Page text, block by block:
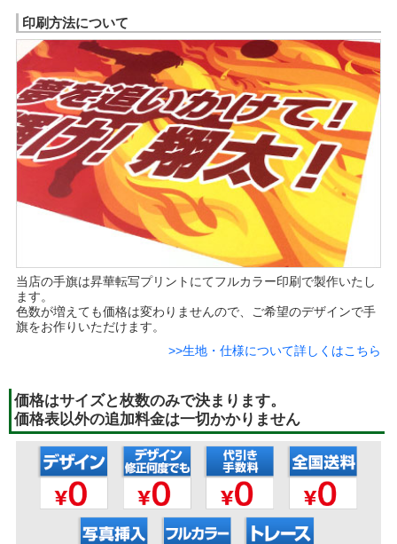
印刷方法について
当店の手旗は昇華転写プリントにてフルカラー印刷で製作いたし
ます。
色数が増えても価格は変わりませんので、ご希望のデザインで手
旗をお作りいただけます。
>>生地・仕様について詳しくはこちら
価格はサイズと枚数のみで決まります。
価格表以外の追加料金は一切かかりません